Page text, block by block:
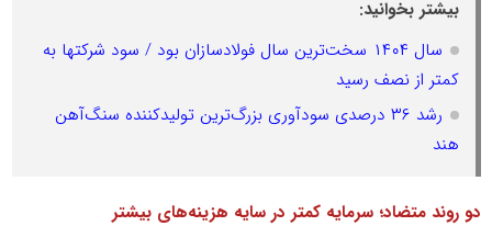
بیشتر بخوانید:
سال ۱۴۰۴ سخت‌ترین سال فولادسازان بود / سود شرکتها به
کمتر از نصف رسید
رشد ۳۶ درصدی سودآوری بزرگ‌ترین تولیدکننده سنگ‌آهن
هند
دو روند متضاد؛ سرمایه کمتر در سایه هزینه‌های بیشتر